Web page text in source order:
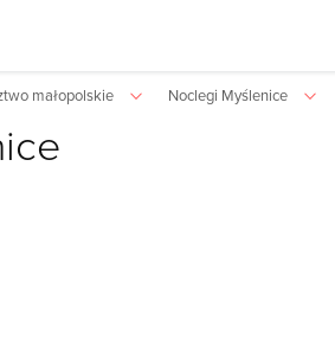
małopolskie Noclegi Myślenice